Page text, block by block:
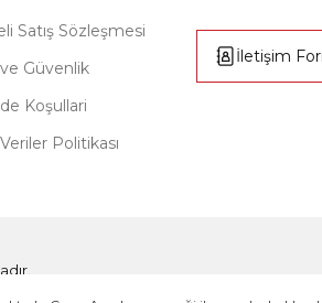
Satış Sözleşmesi
Güvenlik
Koşullari
Politikası
İletişim